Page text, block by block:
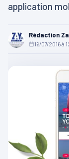
application
Rédaction
16/07/2016 à